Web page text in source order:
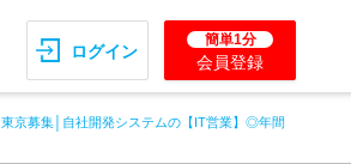
ログイン
簡単1分
会員登録
東京募集│自社開発システムの【IT営業】◎年間